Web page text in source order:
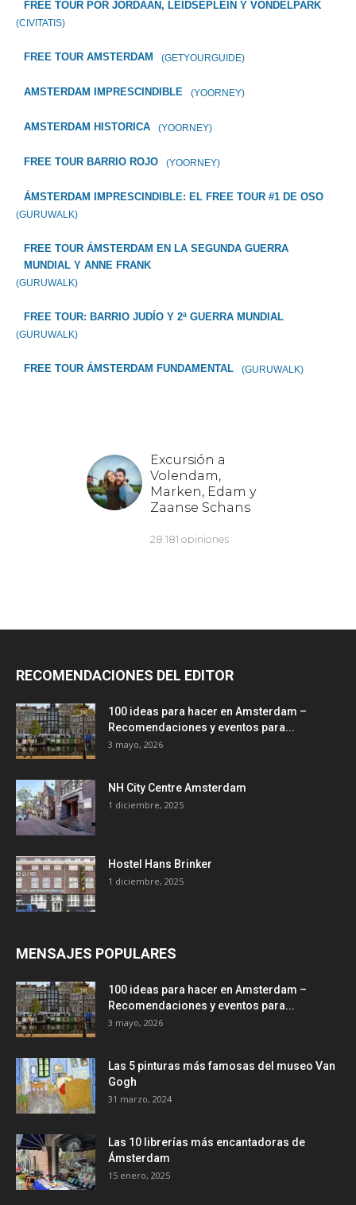
FREE TOUR POR JORDAAN, LEIDSEPLEIN Y VONDELPARK
(CIVITATIS)
FREE TOUR AMSTERDAM (GETYOURGUIDE)
AMSTERDAM IMPRESCINDIBLE (YOORNEY)
AMSTERDAM HISTORICA (YOORNEY)
FREE TOUR BARRIO ROJO (YOORNEY)
ÁMSTERDAM IMPRESCINDIBLE: EL FREE TOUR #1 DE OSO
(GURUWALK)
FREE TOUR ÁMSTERDAM EN LA SEGUNDA GUERRA
MUNDIAL Y ANNE FRANK
(GURUWALK)
FREE TOUR: BARRIO JUDÍO Y 2ª GUERRA MUNDIAL
(GURUWALK)
FREE TOUR ÁMSTERDAM FUNDAMENTAL (GURUWALK)
RECOMENDACIONES DEL EDITOR
100 ideas para hacer en Amsterdam –
Recomendaciones y eventos para...
3 mayo, 2026
NH City Centre Amsterdam
1 diciembre, 2025
Hostel Hans Brinker
1 diciembre, 2025
MENSAJES POPULARES
100 ideas para hacer en Amsterdam –
Recomendaciones y eventos para...
3 mayo, 2026
Las 5 pinturas más famosas del museo Van
Gogh
31 marzo, 2024
Las 10 librerías más encantadoras de
Ámsterdam
15 enero, 2025